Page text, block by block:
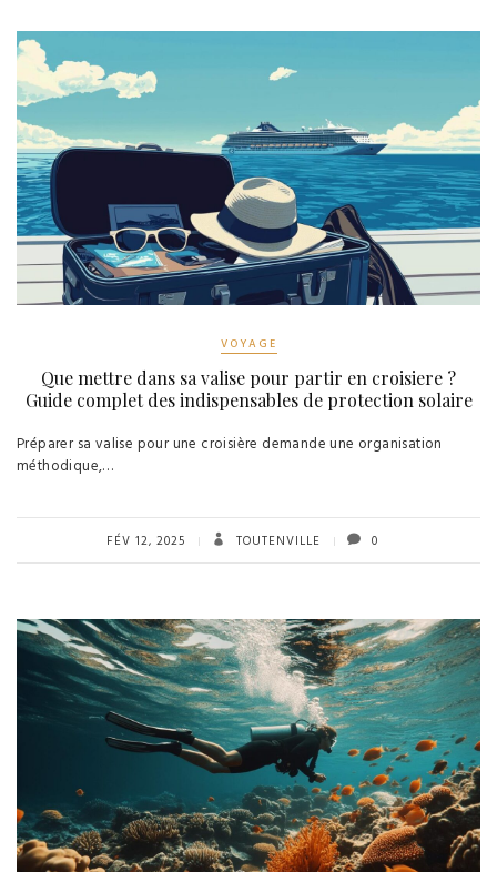
VOYAGE
Que mettre dans sa valise pour partir en croisiere ?
Guide complet des indispensables de protection solaire
Préparer sa valise pour une croisière demande une organisation
méthodique,…
FÉV 12, 2025 TOUTENVILLE 0